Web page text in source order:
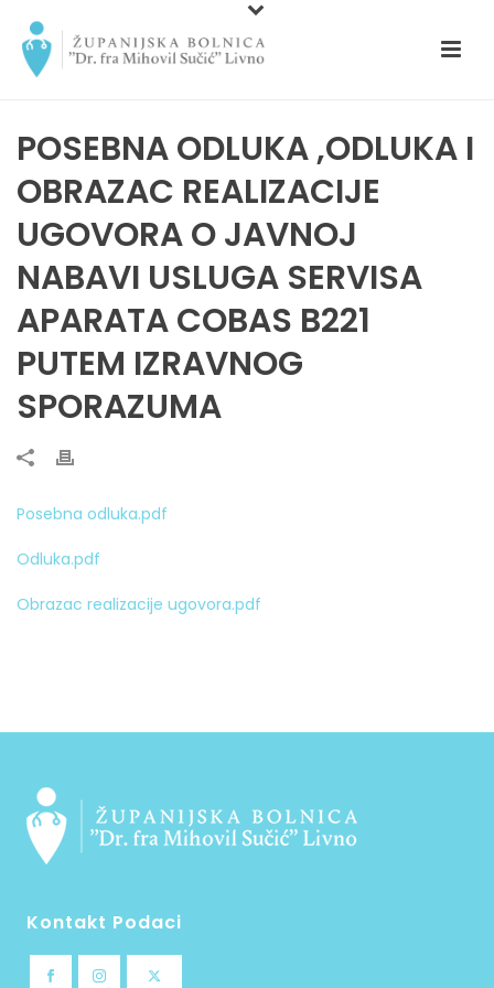
POSEBNA ODLUKA ,ODLUKA I
OBRAZAC REALIZACIJE
UGOVORA O JAVNOJ
NABAVI USLUGA SERVISA
APARATA COBAS B221
PUTEM IZRAVNOG
SPORAZUMA
Posebna odluka.pdf
Odluka.pdf
Obrazac realizacije ugovora.pdf
Kontakt Podaci